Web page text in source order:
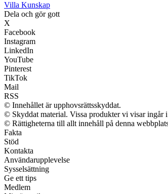
Villa Kunskap
Dela och gör gott
X
Facebook
Instagram
LinkedIn
YouTube
Pinterest
TikTok
Mail
RSS
© Innehållet är upphovsrättsskyddat.
© Skyddat material. Vissa produkter vi visar ingår
© Rättigheterna till allt innehåll på denna
Fakta
Stöd
Kontakta
Användarupplevelse
Sysselsättning
Ge ett tips
Medlem